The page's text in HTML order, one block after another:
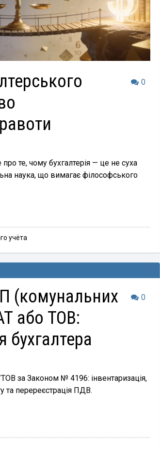
0
те, чому бухгалтерія — це не суха
наука, що вимагає філософського
учёта
0
(комунальних
або ТОВ:
бухгалтера
за Законом № 4196: інвентаризація,
та перереєстрація ПДВ.